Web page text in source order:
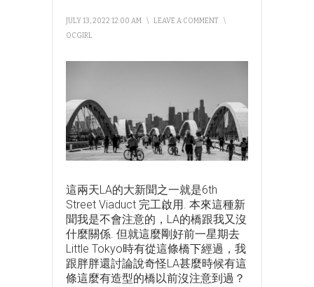
JULY 13, 2022 12:00 AM \ LEAVE A COMMENT
\
OCGIRL
這兩天LA的大新聞之一就是6th
Street Viaduct 完工啟用. 本來這種新
聞我是不會注意的，LA的橋跟我又沒
什麼關係. 但就這麼剛好前一星期去
Little Tokyo時有從這條橋下經過，我
跟胖胖還討論說奇怪LA甚麼時候有這
條這麼有造型的橋以前沒注意到過？